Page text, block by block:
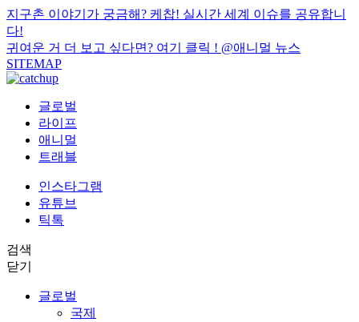
지구촌 이야기가 궁금해? 케찹! 실시간 세계 이슈를 공유합니
다!
귀여운 거 더 보고 싶다면? 여기 클릭 ! @애니멀 뉴스
SITEMAP
글로벌
라이프
애니멀
트래블
인스타그램
유튜브
틱톡
검색
닫기
글로벌
국제